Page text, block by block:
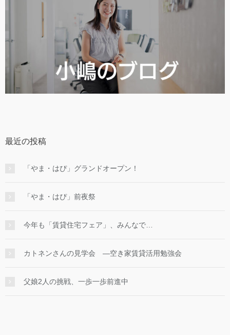
最近の投稿
「やま・はぴ」グランドオープン！
「やま・はぴ」前夜祭
今年も「賃貸住宅フェア」、みんなで…
カトネンさんの見学会 ―空き家賃貸活用勉強会
父娘2人の挑戦、一歩一歩前進中